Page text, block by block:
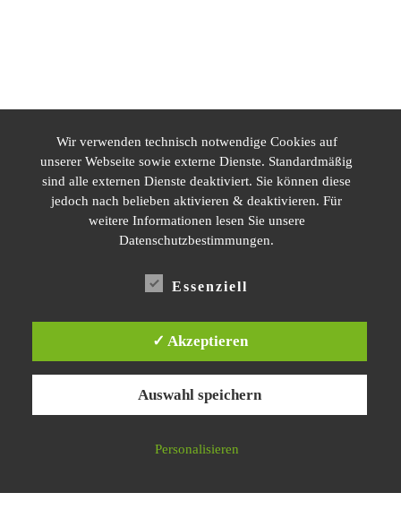
Datenschutzerklärung
Alle Rechte vorbehalten
Präsentiert vonWP– Entworfen mit demCustomizr-Theme
Wir verwenden technisch notwendige Cookies auf
unserer Webseite sowie externe Dienste. Standardmäßig
sind alle externen Dienste deaktiviert. Sie können diese
jedoch nach belieben aktivieren & deaktivieren. Für
weitere Informationen lesen Sie unsere
Datenschutzbestimmungen.
Essenziell
✓ Akzeptieren
Auswahl speichern
Personalisieren